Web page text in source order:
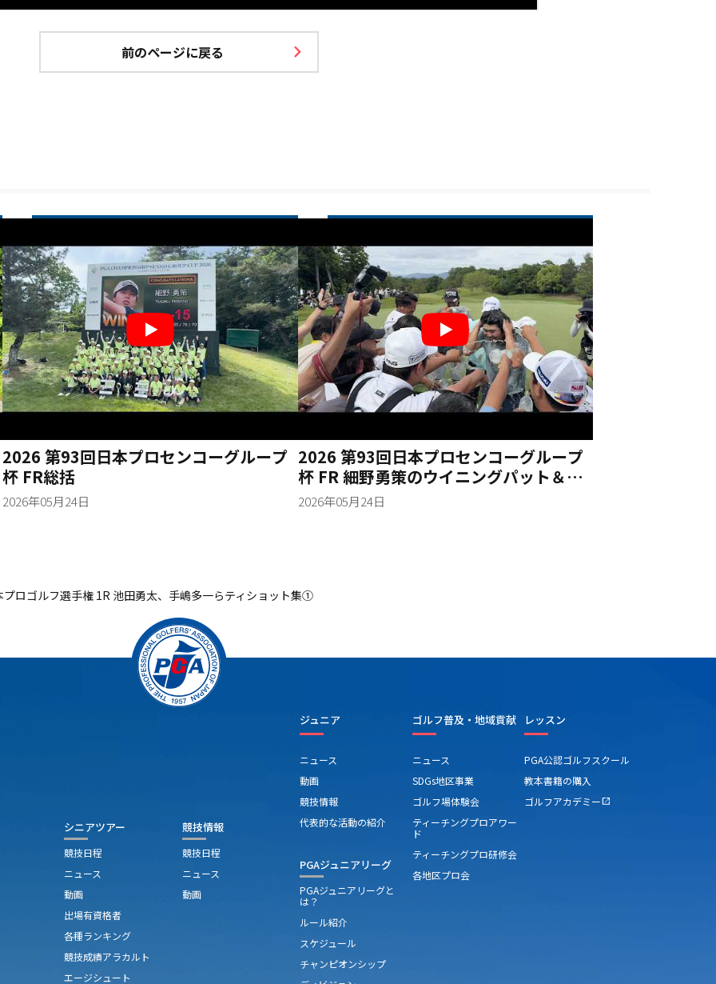
前のページに戻る
2026 第93回日本プロセンコーグループ
杯 FR総括
2026年05月24日
2026 第93回日本プロセンコーグループ
杯 FR 細野勇策のウイニングパット＆ウ
ォーターシャワー
2026年05月24日
ロゴルフ選手権 1R 池田勇太、手嶋多一らティショット集①
シニアツアー
競技日程
ニュース
動画
出場有資格者
各種ランキング
競技成績アラカルト
エージシュート
競技情報
競技日程
ニュース
動画
ジュニア
ニュース
動画
競技情報
代表的な活動の紹介
PGAジュニアリーグ
PGAジュニアリーグと
は？
ルール紹介
スケジュール
チャンピオンシップ
ゴルフ普及・地域貢献
ニュース
SDGs地区事業
ゴルフ場体験会
ティーチングプロアワー
ド
ティーチングプロ研修会
各地区プロ会
レッスン
PGA公認ゴルフスクール
教本書籍の購入
ゴルフアカデミー open_in_new